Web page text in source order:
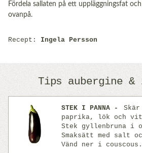
Fördela sallaten på ett uppläggningsfat
ovanpå.
Recept: Ingela Persson
Tips aubergine &
Previous
STEK I PANNA
paprika, lök och
Stek gyllenbruna i
Smaksätt med salt
Vänd ner i couscous.